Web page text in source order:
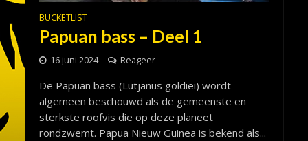
BUCKETLIST
Papuan bass – Deel 1
16 juni 2024 Reageer
De Papuan bass (Lutjanus goldiei) wordt
algemeen beschouwd als de gemeenste en
sterkste roofvis die op deze planeet
rondzwemt. Papua Nieuw Guinea is bekend als...